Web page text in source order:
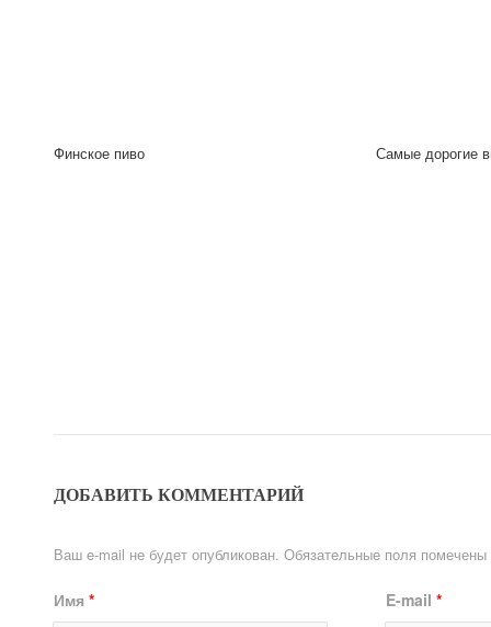
Финское пиво Самые дорогие
ДОБАВИТЬ КОММЕНТАРИЙ
Ваш e-mail не будет опубликован. Обязательные поля помечены
Имя * E-mail *